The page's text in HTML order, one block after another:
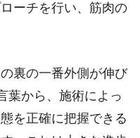
ーチを行い、筋肉の
裏の一番外側が伸び
葉から、施術によっ
を正確に把握できる